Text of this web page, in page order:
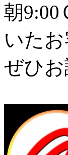
朝9:00
いた
ぜひ